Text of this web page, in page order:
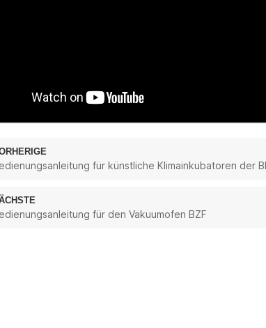
für künstliche Klimainkubatoren der
für den Vakuumofen BZF